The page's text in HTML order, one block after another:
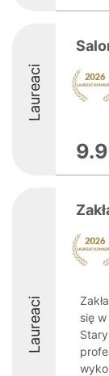
Laureaci
9.9
Laureaci
się